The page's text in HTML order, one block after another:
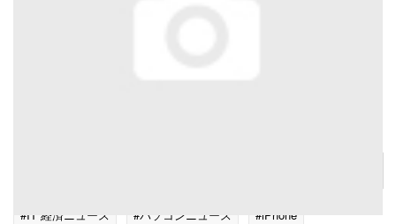
#IT 経済ニュース #パソコンニュース #iPhone